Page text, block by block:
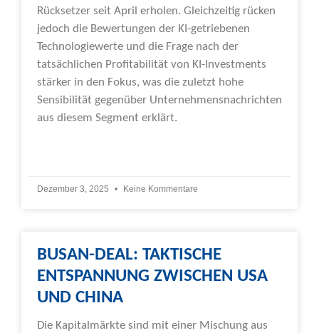
Rücksetzer seit April erholen. Gleichzeitig rücken
jedoch die Bewertungen der KI-getriebenen
Technologiewerte und die Frage nach der
tatsächlichen Profitabilität von KI-Investments
stärker in den Fokus, was die zuletzt hohe
Sensibilität gegenüber Unternehmensnachrichten
aus diesem Segment erklärt.
Dezember 3, 2025 Keine Kommentare
BUSAN-DEAL: TAKTISCHE
ENTSPANNUNG ZWISCHEN USA
UND CHINA
Die Kapitalmärkte sind mit einer Mischung aus